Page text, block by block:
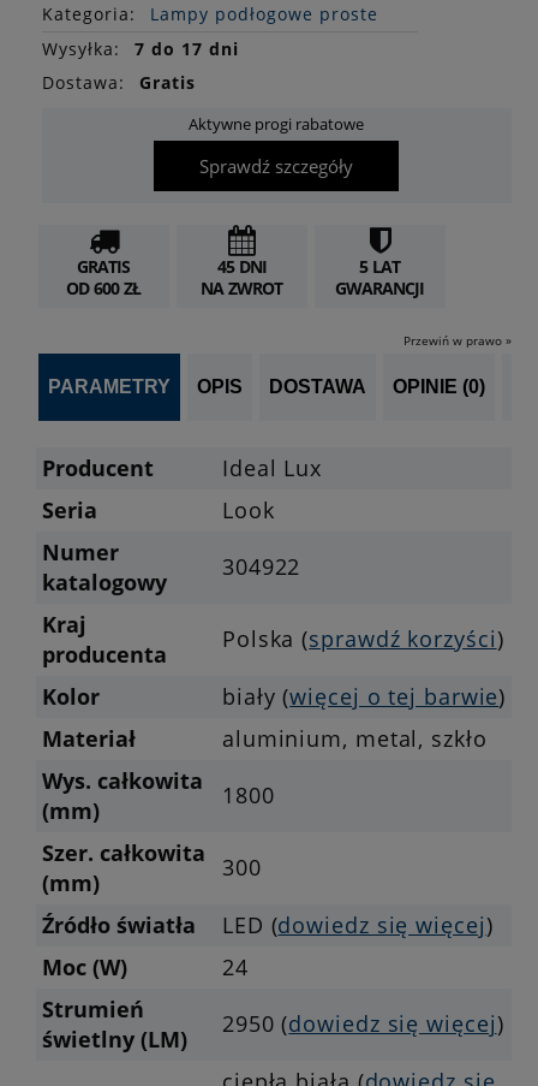
Kategoria:
Lampy podłogowe proste
Wysyłka:
7 do 17 dni
Dostawa:
Gratis
Aktywne progi rabatowe
Sprawdź szczegóły
GRATIS
OD 600 ZŁ
45 DNI
NA ZWROT
5 LAT
GWARANCJI
Przewiń w prawo »
PARAMETRY OPIS DOSTAWA OPINIE (0)
Producent
Ideal Lux
Seria
Look
Numer
katalogowy
304922
Kraj
producenta
Polska (sprawdź korzyści)
Kolor
biały (więcej o tej barwie)
Materiał
aluminium, metal, szkło
Wys. całkowita
(mm)
1800
Szer. całkowita
(mm)
300
Źródło światła
LED (dowiedz się więcej)
Moc (W)
24
Strumień
świetlny (LM)
2950 (dowiedz się więcej)